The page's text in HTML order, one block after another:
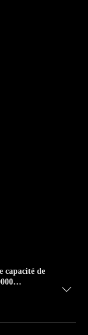
capacité de